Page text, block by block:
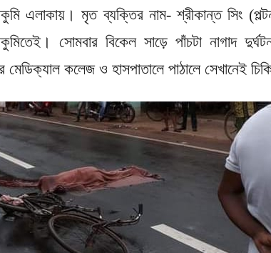
এলাকায়। মৃত ব্যক্তির নাম- শ্রীকান্ত সিং
সোমবার বিকেল সাড়ে পাঁচটা নাগাদ
মেডিক্যাল কলেজ ও হাসপাতালে পাঠালে সেখানেই